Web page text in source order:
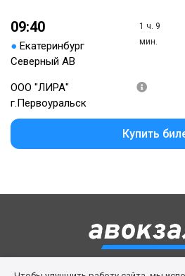
09:40
● Екатеринбург
Северный АВ
1 ч. 9
мин.
ООО "ЛИРА"
г.Первоуральск
Купить